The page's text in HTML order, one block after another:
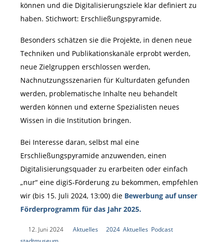
können und die Digitalisierungsziele klar definiert zu
haben. Stichwort: Erschließungspyramide.
Besonders schätzen sie die Projekte, in denen neue
Techniken und Publikationskanäle erprobt werden,
neue Zielgruppen erschlossen werden,
Nachnutzungsszenarien für Kulturdaten gefunden
werden, problematische Inhalte neu behandelt
werden können und externe Spezialisten neues
Wissen in die Institution bringen.
Bei Interesse daran, selbst mal eine
Erschließungspyramide anzuwenden, einen
Digitalisierungsquader zu erarbeiten oder einfach
„nur“ eine digiS-Förderung zu bekommen, empfehlen
wir (bis 15. Juli 2024, 13:00) die Bewerbung auf unser
Förderprogramm für das Jahr 2025.
12. Juni 2024 Aktuelles 2024, Aktuelles Podcast,